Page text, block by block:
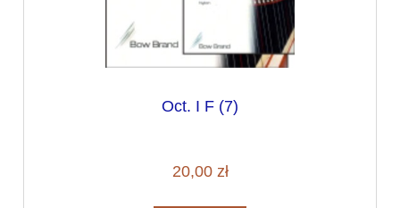
Oct. I F (7)
20,00 zł